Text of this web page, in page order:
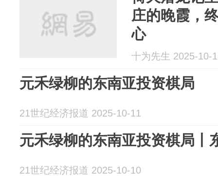
庄的晚霞，
心
十为先生 2025-10-
元禾绿柳的东南亚投资棋局
21世纪经济报道 2025-10-11
元禾绿柳的东南亚投资棋局丨
21世纪经济报道 2025-10-10